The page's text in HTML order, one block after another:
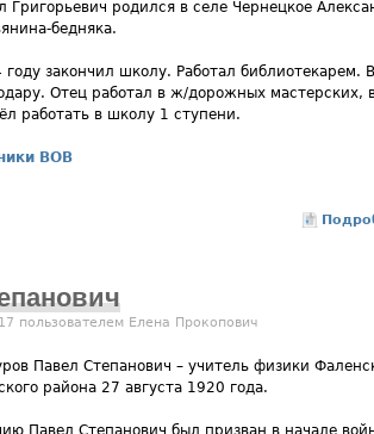
Григорьевич родился в селе Чернецкое
бедняка.
году закончил школу. Работал библиотекарем.
Отец работал в ж/дорожных мастерских,
работать в школу 1 ступени.
ВОВ
пользователем Елена Прокопович
Павел Степанович – учитель физики
района 27 августа 1920 года.
Павел Степанович был призван в начале